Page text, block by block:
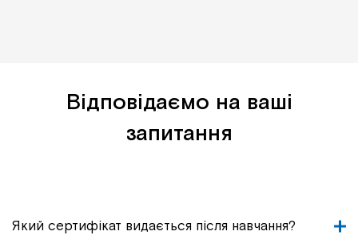
Відповідаємо на ваші
запитання
Який сертифікат видається після навчання?